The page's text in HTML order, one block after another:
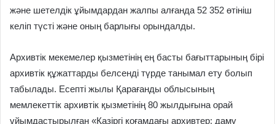
және шетелдік ұйымдардан жалпы алғанда 52 352 өтініш
келіп түсті және оның барлығы орындалды.
Архивтік мекемелер қызметінің ең басты бағыттарының бірі
архивтік құжаттарды белсенді түрде танымал ету болып
табылады. Есепті жылы Қарағанды облысының
мемлекеттік архивтік қызметінің 80 жылдығына орай
ұйымдастырылған «Қазіргі қоғамдағы архивтер: даму